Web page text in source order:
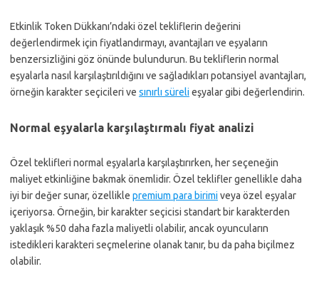
Etkinlik Token Dükkanı’ndaki özel tekliflerin değerini
değerlendirmek için fiyatlandırmayı, avantajları ve eşyaların
benzersizliğini göz önünde bulundurun. Bu tekliflerin normal
eşyalarla nasıl karşılaştırıldığını ve sağladıkları potansiyel avantajları,
örneğin karakter seçicileri ve sınırlı süreli eşyalar gibi değerlendirin.
Normal eşyalarla karşılaştırmalı fiyat analizi
Özel teklifleri normal eşyalarla karşılaştırırken, her seçeneğin
maliyet etkinliğine bakmak önemlidir. Özel teklifler genellikle daha
iyi bir değer sunar, özellikle premium para birimi veya özel eşyalar
içeriyorsa. Örneğin, bir karakter seçicisi standart bir karakterden
yaklaşık %50 daha fazla maliyetli olabilir, ancak oyuncuların
istedikleri karakteri seçmelerine olanak tanır, bu da paha biçilmez
olabilir.